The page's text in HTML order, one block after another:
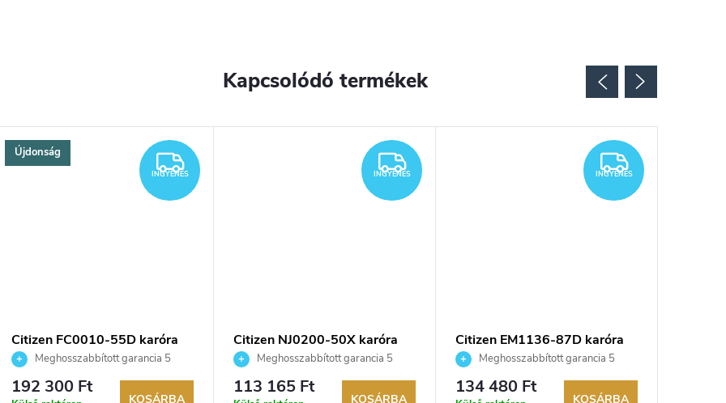
Kapcsolódó termékek
Újdonság INGYENES
INGYENES
Citizen FC0010-55D karóra
Meghosszabbított garancia 5
évre. Akár 100 napos visszaküldési
lehetőség. Hivatalos márkakereskedő.
192 300 Ft
KOSÁRBA
INGYENES
INGYENES
Citizen NJ0200-50X karóra
Meghosszabbított garancia 5
évre. Akár 100 napos visszaküldési
lehetőség. Hivatalos márkakereskedő.
113 165 Ft
KOSÁRBA
INGYENES
INGYENES
Citizen EM1136-87D karóra
Meghosszabbított garancia 5
évre. Akár 100 napos visszaküldési
lehetőség. Hivatalos márkakereskedő.
134 480 Ft
KOSÁRBA